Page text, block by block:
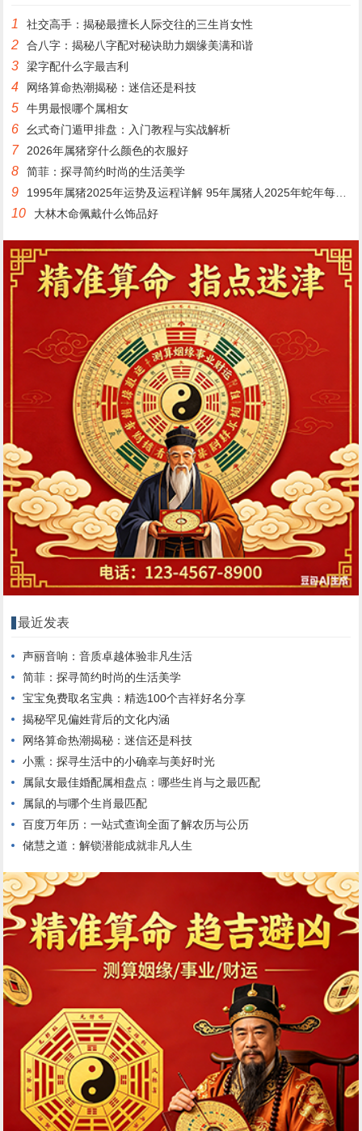
1 社交高手：揭秘最擅长人际交往的三生肖女性
2 合八字：揭秘八字配对秘诀助力姻缘美满和谐
3 梁字配什么字最吉利
4 网络算命热潮揭秘：迷信还是科技
5 牛男最恨哪个属相女
6 幺式奇门遁甲排盘：入门教程与实战解析
7 2026年属猪穿什么颜色的衣服好
8 简菲：探寻简约时尚的生活美学
9 1995年属猪2025年运势及运程详解 95年属猪人2025年蛇年每月运程
10 大林木命佩戴什么饰品好
最近发表
声丽音响：音质卓越体验非凡生活
简菲：探寻简约时尚的生活美学
宝宝免费取名宝典：精选100个吉祥好名分享
揭秘罕见偏姓背后的文化内涵
网络算命热潮揭秘：迷信还是科技
小熏：探寻生活中的小确幸与美好时光
属鼠女最佳婚配属相盘点：哪些生肖与之最匹配
属鼠的与哪个生肖最匹配
百度万年历：一站式查询全面了解农历与公历
储慧之道：解锁潜能成就非凡人生